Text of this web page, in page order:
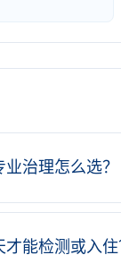
治理怎么选？
才能检测或入